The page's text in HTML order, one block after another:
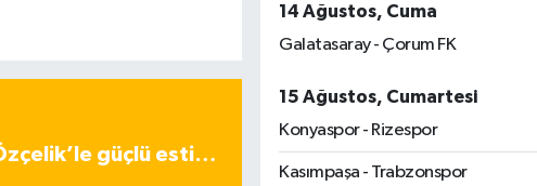
güçlü esti…
14 Ağustos, Cuma
Galatasaray - Çorum FK
15 Ağustos, Cumartesi
Konyaspor - Rizespor
Kasımpaşa - Trabzonspor